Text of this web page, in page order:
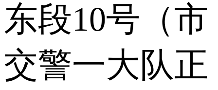
东段10号（市
交警一大队正